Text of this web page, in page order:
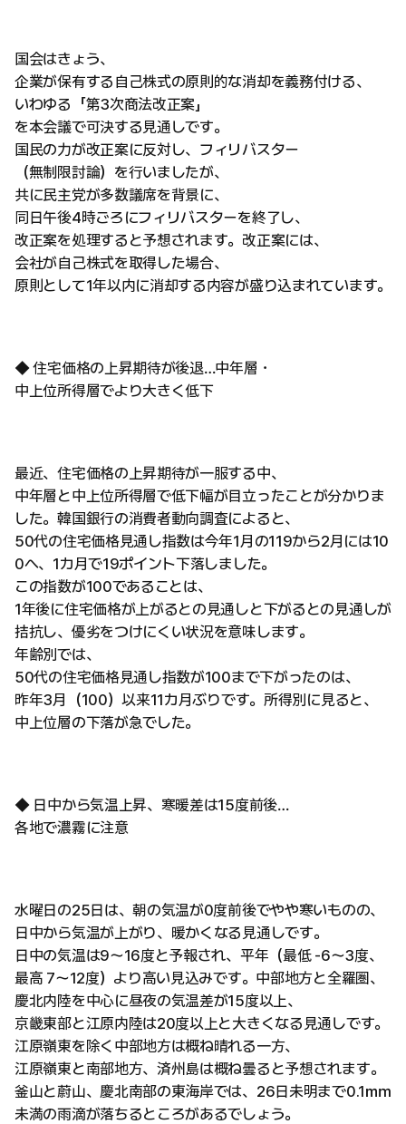
国会はきょう、
企業が保有する自己株式の原則的な消却を義務付ける、
いわゆる「第3次商法改正案」
を本会議で可決する見通しです。
国民の力が改正案に反対し、フィリバスター
（無制限討論）を行いましたが、
共に民主党が多数議席を背景に、
同日午後4時ごろにフィリバスターを終了し、
改正案を処理すると予想されます。改正案には、
会社が自己株式を取得した場合、
原則として1年以内に消却する内容が盛り込まれています。
◆ 住宅価格の上昇期待が後退…中年層・
中上位所得層でより大きく低下
最近、住宅価格の上昇期待が一服する中、
中年層と中上位所得層で低下幅が目立ったことが分かりま
した。韓国銀行の消費者動向調査によると、
50代の住宅価格見通し指数は今年1月の119から2月には10
0へ、1カ月で19ポイント下落しました。
この指数が100であることは、
1年後に住宅価格が上がるとの見通しと下がるとの見通しが
拮抗し、優劣をつけにくい状況を意味します。
年齢別では、
50代の住宅価格見通し指数が100まで下がったのは、
昨年3月（100）以来11カ月ぶりです。所得別に見ると、
中上位層の下落が急でした。
◆ 日中から気温上昇、寒暖差は15度前後…
各地で濃霧に注意
水曜日の25日は、朝の気温が0度前後でやや寒いものの、
日中から気温が上がり、暖かくなる見通しです。
日中の気温は9〜16度と予報され、平年（最低 -6〜3度、
最高 7〜12度）より高い見込みです。中部地方と全羅圏、
慶北内陸を中心に昼夜の気温差が15度以上、
京畿東部と江原内陸は20度以上と大きくなる見通しです。
江原嶺東を除く中部地方は概ね晴れる一方、
江原嶺東と南部地方、済州島は概ね曇ると予想されます。
釜山と蔚山、慶北南部の東海岸では、26日未明まで0.1㎜
未満の雨滴が落ちるところがあるでしょう。